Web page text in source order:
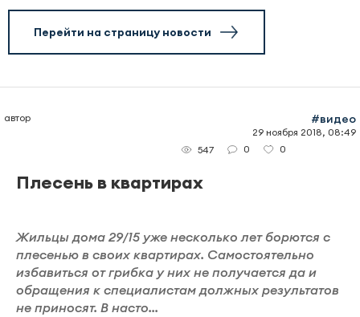
Перейти на страницу новости
автор #видео
29 ноября 2018, 08:49
547
0 0
Плесень в квартирах
Жильцы дома 29/15 уже несколько лет борются с
плесенью в своих квартирах. Самостоятельно
избавиться от грибка у них не получается да и
обращения к специалистам должных результатов
не приносят. В насто...